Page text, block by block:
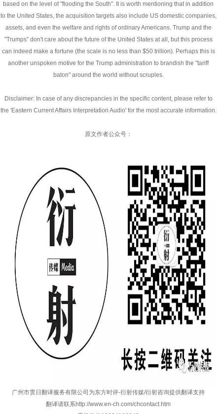
based on the level of "flooding the South". It is worth mentioning that in addition
to the United States, the acquisition targets also include US domestic companies,
assets, and even the welfare and rights of ordinary Americans. Trump and the
"Trumps" don't care about the future of the United States at all, but this process
can indeed make a fortune (the scale is no less than $50 trillion). Perhaps this is
another unspoken motive for the Trump administration to brandish the "tariff
baton" around the world without scruples.
Disclaimer: In case of any discrepancies in the specific content, please refer to
the 'Eastern Current Affairs Interpretation Audio' for the most accurate information.
原文作者公众号：
广州市贯日翻译服务有限公司为东方时评-衍射传媒/衍射咨询提供翻译支持
翻译请联系http://www.en-ch.com/chcontact.htm